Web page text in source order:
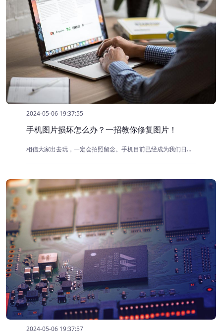
2024-05-06 19:37:55
手机图片损坏怎么办？一招教你修复图片！
相信大家出去玩，一定会拍照留念。手机目前已经成为我们日常生活中记录美好瞬间的重要工具。然而，有时我们可能会遇到手机图片损坏的情况，这可能是由于多种原因造成的，如存储介质故障、软件错误、误操作等。那么，当手机图片损坏时，我们应该怎么办呢？
2024-05-06 19:37:57